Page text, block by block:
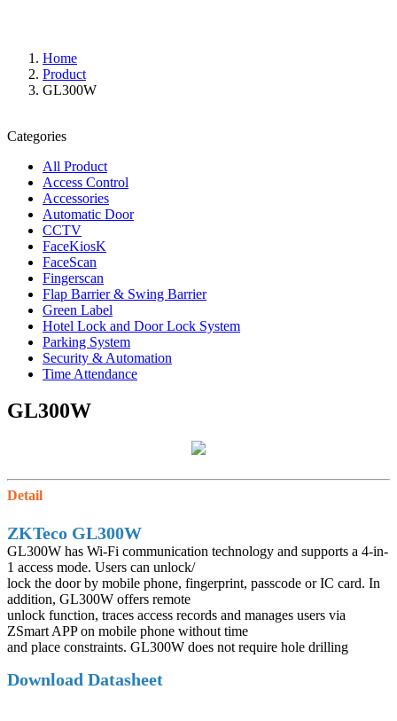
Home
Product
GL300W
Categories
All Product
Access Control
Accessories
Automatic Door
CCTV
FaceKiosK
FaceScan
Fingerscan
Flap Barrier & Swing Barrier
Green Label
Hotel Lock and Door Lock System
Parking System
Security & Automation
Time Attendance
GL300W
Detail
ZKTeco GL300W
GL300W has Wi-Fi communication technology and supports a 4-in-
1 access mode. Users can unlock/
lock the door by mobile phone, fingerprint, passcode or IC card. In
addition, GL300W offers remote
unlock function, traces access records and manages users via
ZSmart APP on mobile phone without time
and place constraints. GL300W does not require hole drilling
Download Datasheet